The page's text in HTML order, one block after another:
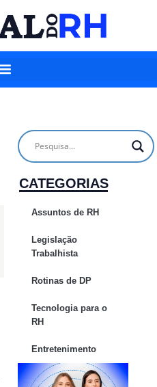
CATEGORIAS
Assuntos de RH
Legislação
Trabalhista
Rotinas de DP
Tecnologia para o
RH
Entretenimento